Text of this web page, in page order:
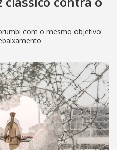
com o mesmo objetivo: